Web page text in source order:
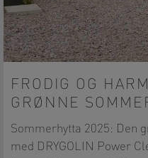
FRODIG OG
GRØNNE
Sommerhytta 2025: Den
med DRYGOLIN Power